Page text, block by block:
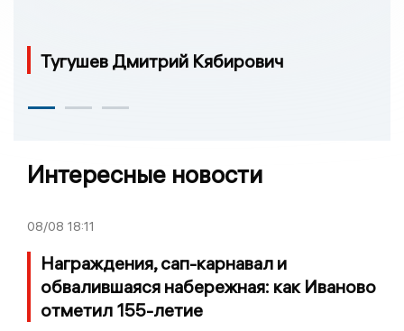
Тугушев Дмитрий Кябирович
Интересные новости
08/08 18:11
Награждения, сап-карнавал и
обвалившаяся набережная: как Иваново
отметил 155-летие